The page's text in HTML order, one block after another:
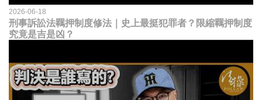
2026-06-18
刑事訴訟法羈押制度修法｜史上最挺犯罪者？限縮羈押制度
究竟是吉是凶？